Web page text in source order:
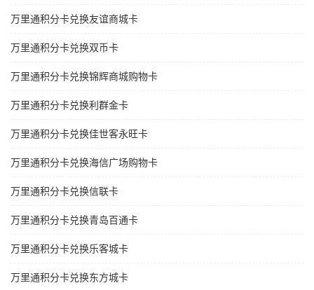
万里通积分卡兑换友谊商城卡
万里通积分卡兑换双币卡
万里通积分卡兑换锦辉商城购物卡
万里通积分卡兑换利群金卡
万里通积分卡兑换佳世客永旺卡
万里通积分卡兑换海信广场购物卡
万里通积分卡兑换信联卡
万里通积分卡兑换青岛百通卡
万里通积分卡兑换乐客城卡
万里通积分卡兑换东方城卡